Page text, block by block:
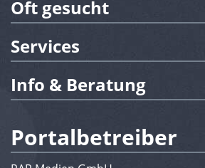
Oft gesucht
Services
Info & Beratung
Portalbetreiber